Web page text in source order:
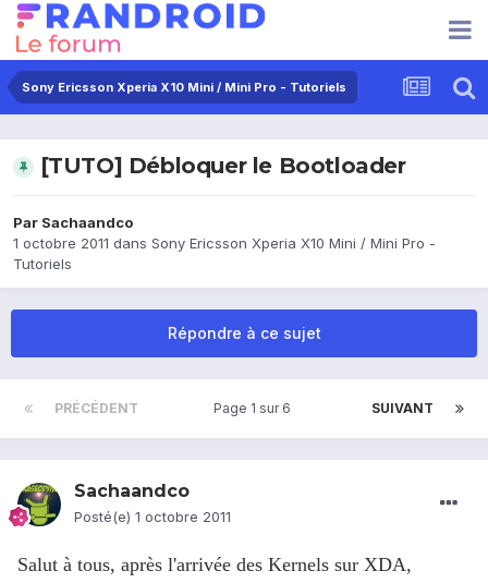
Sony Ericsson Xperia X10 Mini / Mini Pro - Tutoriels
[TUTO] Débloquer le Bootloader
Par Sachaandco
1 octobre 2011 dans Sony Ericsson Xperia X10 Mini / Mini Pro -
Tutoriels
Répondre à ce sujet
PRÉCÉDENT SUIVANT
Page 1 sur 6
Sachaandco
Posté(e) 1 octobre 2011
Salut à tous, après l'arrivée des Kernels sur XDA,